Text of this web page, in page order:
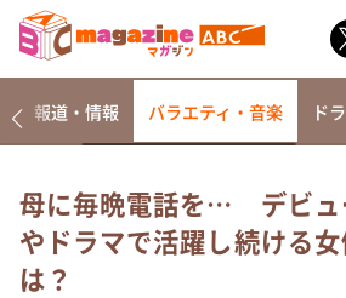
なるみ・岡村の過ぎるTV
報道・情報 バラエティ・音楽 ド
母に毎晩電話を… デビュ
やドラマで活躍し続ける
は？